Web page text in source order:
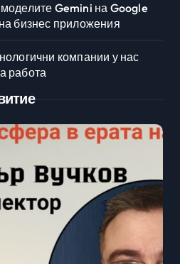
Gemini на Google
бизнес приложения
компании у нас
работа